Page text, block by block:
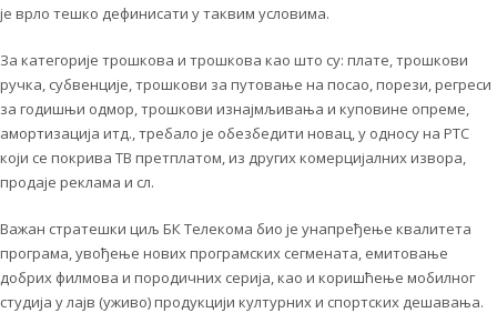
је врло тешко дефинисати у таквим условима.
За категорије трошкова и трошкова као што су: плате, трошкови
ручка, субвенције, трошкови за путовање на посао, порези, регреси
за годишњи одмор, трошкови изнајмљивања и куповине опреме,
амортизација итд., требало је обезбедити новац, у односу на РТС
који се покрива ТВ претплатом, из других комерцијалних извора,
продаје реклама и сл.
Важан стратешки циљ БК Телекома био је унапређење квалитета
програма, увођење нових програмских сегмената, емитовање
добрих филмова и породичних серија, као и коришћење мобилног
студија у лајв (уживо) продукцији културних и спортских дешавања.